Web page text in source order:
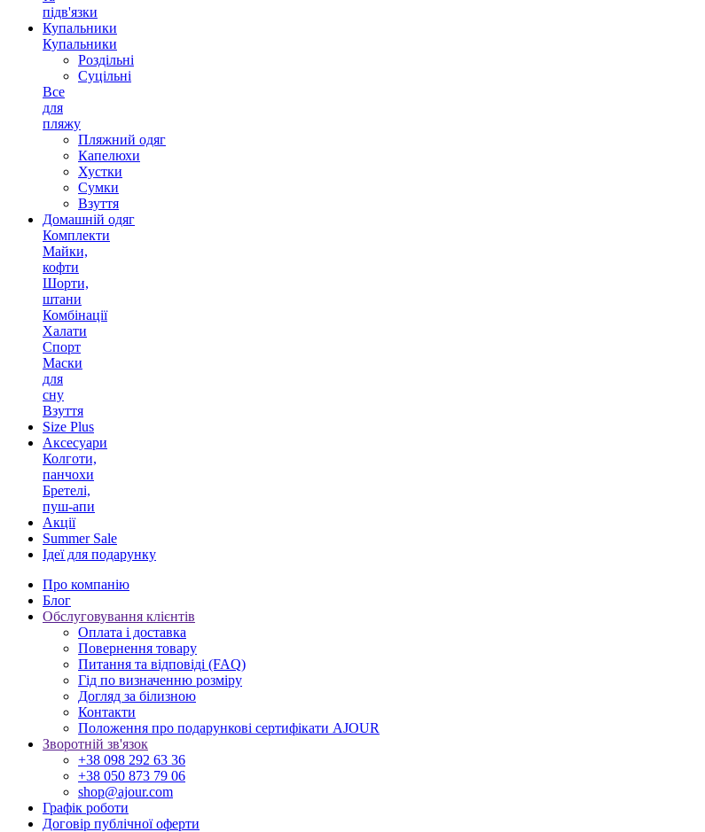
підв'язки
Купальники
Купальники
Роздільні
Суцільні
Все
для
пляжу
Пляжний одяг
Капелюхи
Хустки
Сумки
Взуття
Домашній одяг
Комплекти
Майки,
кофти
Шорти,
штани
Комбінації
Халати
Спорт
Маски
для
сну
Взуття
Size Plus
Аксесуари
Колготи,
панчохи
Бретелі,
пуш-апи
Акції
Summer Sale
Ідеї для подарунку
Про компанію
Блог
Обслуговування клієнтів
Оплата і доставка
Повернення товару
Питання та відповіді (FAQ)
Гід по визначенню розміру
Догляд за білизною
Контакти
Положення про подарункові сертифікати AJOUR
Зворотній зв'язок
+38 098 292 63 36
+38 050 873 79 06
shop@ajour.com
Графік роботи
Договір публічної оферти